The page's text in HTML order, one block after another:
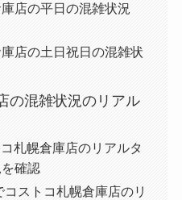
店の平日の混雑状況
店の土日祝日の混雑状
の混雑状況のリアル
札幌倉庫店のリアルタ
確認
ストコ札幌倉庫店のリ